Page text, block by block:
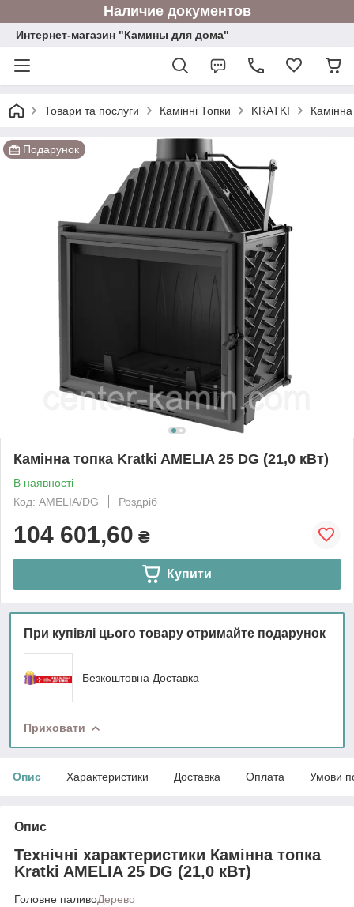
Наличие документов
Интернет-магазин "Камины для дома"
Товари та послуги Камінні Топки KRATKI
Подарунок
Камінна топка Kratki AMELIA 25 DG (21,0 кВт)
В наявності
Код: AMELIA/DG
Роздріб
104 601,60 ₴
Купити
При купівлі цього товару отримайте подарунок
Безкоштовна Доставка
Приховати
Опис Характеристики Доставка Оплата Умови
Опис
Технічні характеристики Камінна топка
Kratki AMELIA 25 DG (21,0 кВт)
Головне паливоДерево